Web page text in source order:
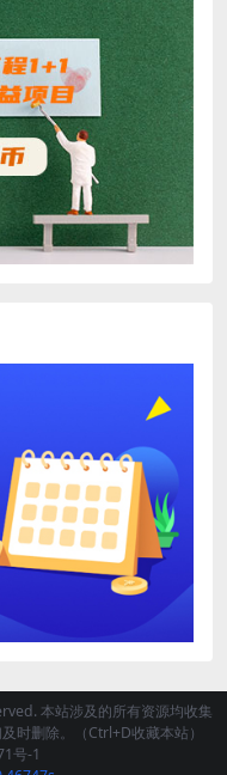
本站涉及的所有资源均收集
时删除。（Ctrl+D收藏本站）
号-1